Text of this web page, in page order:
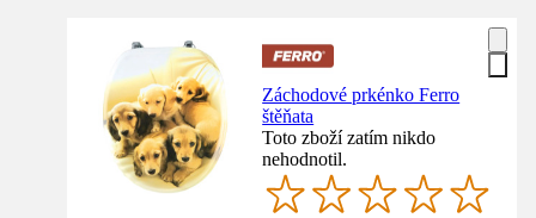
Záchodové prkénko Ferro
štěňata
Toto zboží zatím nikdo
nehodnotil.